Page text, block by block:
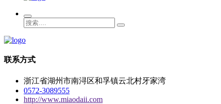
联系方式
浙江省湖州市南浔区和孚镇云北村牙家湾
0572-3089555
http://www.miaodaii.com